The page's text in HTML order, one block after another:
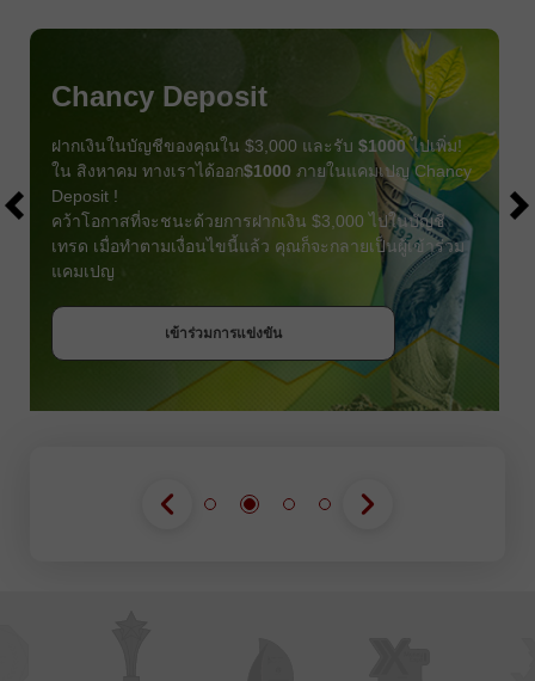
Chancy Deposit
ฝากเงินในบัญชีของคุณใน $3,000 และรับ $1000ไปเพิ่ม!
ใน สิงหาคม ทางเราได้ออก$1000 ภายในแคมเปญ Chancy
Deposit !
คว้าโอกาสที่จะชนะด้วยการฝากเงิน $3,000 ไปในบัญชี
เทรด เมื่อทำตามเงื่อนไขนี้แล้ว คุณก็จะกลายเป็นผู้เข้าร่วม
แคมเปญ
เข้าร่วมการแข่งขัน